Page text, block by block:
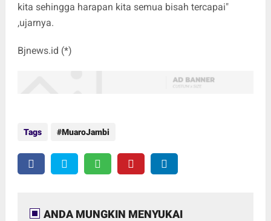
kita sehingga harapan kita semua bisah tercapai"
,ujarnya.
Bjnews.id (*)
Tags MuaroJambi
ANDA MUNGKIN MENYUKAI